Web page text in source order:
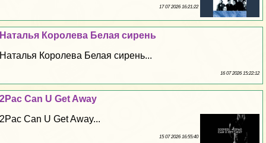
17 07 2026 16:21:22
Наталья Королева Белая сирень
Наталья Королева Белая сирень...
16 07 2026 15:22:12
2Pac Can U Get Away
2Pac Can U Get Away...
15 07 2026 16:55:40